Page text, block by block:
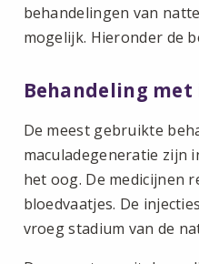
behandelingen van
mogelijk. Hieronder de
Behandeling
De meest gebruikte
maculadegeneratie zijn
het oog. De medicijnen
bloedvaatjes. De
vroeg stadium van de